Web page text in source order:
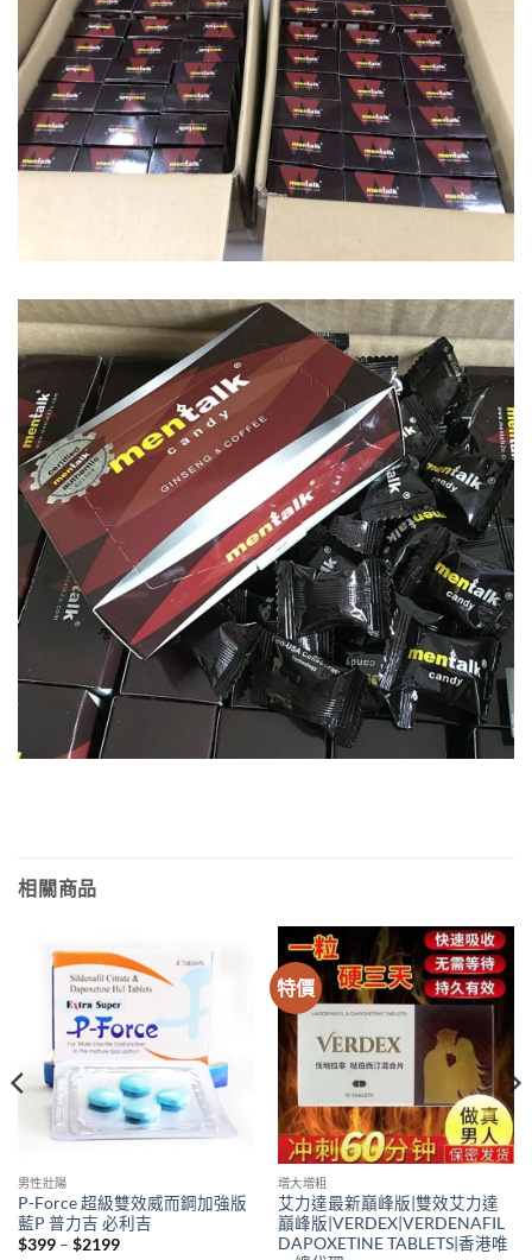
相關商品
男性壯陽
P-Force 超級雙效威而鋼加強版
藍P 普力吉 必利吉
$399 – $2199Price
特價
增大增粗
艾力達最新巔峰版|雙效艾力達
巔峰版|VERDEX|VERDENAFIL
DAPOXETINE TABLETS|香港唯